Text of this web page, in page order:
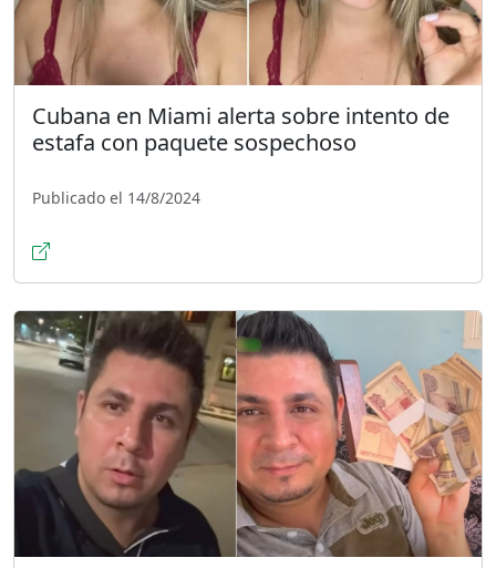
Cubana en Miami alerta sobre intento de
estafa con paquete sospechoso
Publicado el 14/8/2024